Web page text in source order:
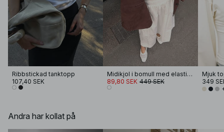
Ribbstickad tanktopp
107,40 SEK
Midikjol i bomull med elastisk midja
89,80 SEK 449 SEK
349
Andra har kollat på